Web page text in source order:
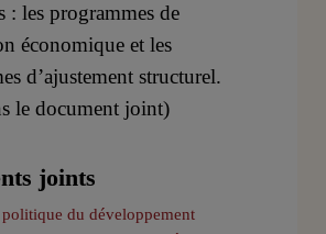
: les programmes de
économique et les
d’ajustement structurel.
le document joint)
joints
politique du développement